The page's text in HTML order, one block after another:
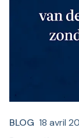
BLOG 18 avril